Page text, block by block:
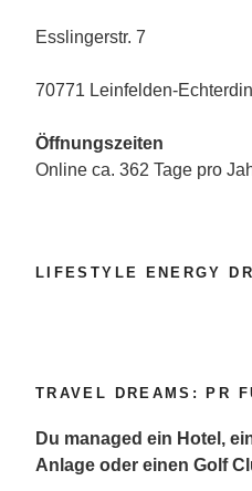
Esslingerstr. 7
70771 Leinfelden-
Öffnungszeiten
Online ca. 362 Tage pro
LIFESTYLE ENERGY
TRAVEL DREAMS: PR
Du managed ein Hotel,
Anlage oder einen Golf